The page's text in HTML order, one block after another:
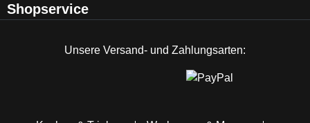
Shopservice
Unsere Versand- und Zahlungsarten: